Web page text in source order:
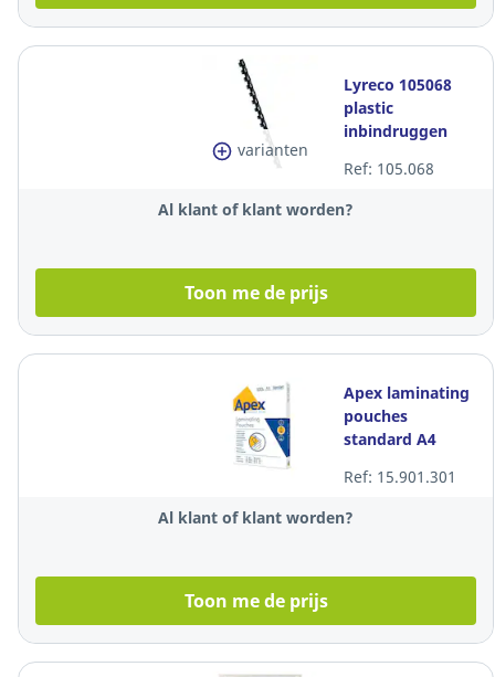
varianten
Lyreco 105068
plastic
inbindruggen
zwart - doos van
100
Ref: 105.068
Al klant of klant worden?
Toon me de prijs
Apex laminating
pouches
standard A4
Ref: 15.901.301
Al klant of klant worden?
Toon me de prijs